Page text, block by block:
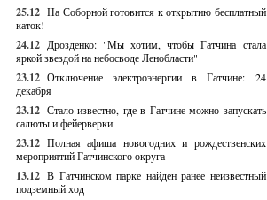
25.12 На Соборной готовится к открытию бесплатный
каток!
24.12 Дрозденко: "Мы хотим, чтобы Гатчина стала
яркой звездой на небосводе Ленобласти"
23.12 Отключение электроэнергии в Гатчине: 24
декабря
23.12 Стало известно, где в Гатчине можно запускать
салюты и фейерверки
23.12 Полная афиша новогодних и рождественских
мероприятий Гатчинского округа
13.12 В Гатчинском парке найден ранее неизвестный
подземный ход